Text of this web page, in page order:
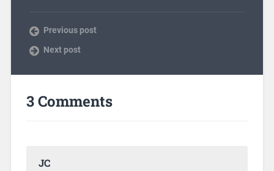
Previous post
Next post
3 Comments
JC